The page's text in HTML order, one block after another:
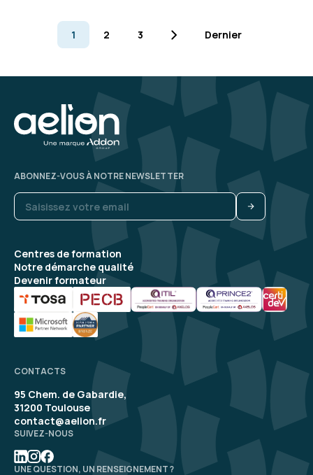
1 2 3 Dernier
Centres de formation
Notre démarche qualité
Devenir formateur
ABONNEZ-VOUS À NOTRE NEWSLETTER
CONTACTS
95 Chem. de Gabardie,
31200 Toulouse
contact@aelion.fr
SUIVEZ-NOUS
UNE QUESTION, UN RENSEIGNEMENT ?